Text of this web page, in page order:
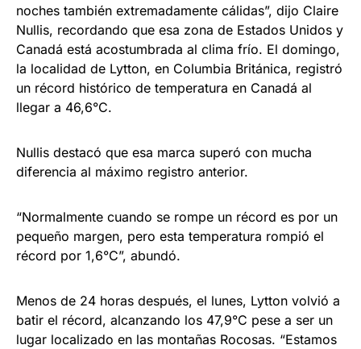
noches también extremadamente cálidas”, dijo Claire
Nullis, recordando que esa zona de Estados Unidos y
Canadá está acostumbrada al clima frío. El domingo,
la localidad de Lytton, en Columbia Británica, registró
un récord histórico de temperatura en Canadá al
llegar a 46,6°C.
Nullis destacó que esa marca superó con mucha
diferencia al máximo registro anterior.
“Normalmente cuando se rompe un récord es por un
pequeño margen, pero esta temperatura rompió el
récord por 1,6°C”, abundó.
Menos de 24 horas después, el lunes, Lytton volvió a
batir el récord, alcanzando los 47,9°C pese a ser un
lugar localizado en las montañas Rocosas. “Estamos